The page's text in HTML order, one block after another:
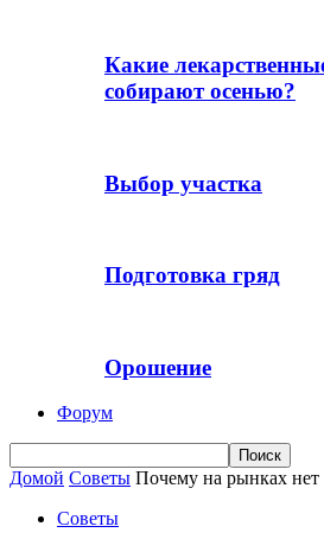
Какие
собирают осенью?
Выбор участка
Подготовка гряд
Орошение
Форум
Домой Советы Почему на рынках
Советы